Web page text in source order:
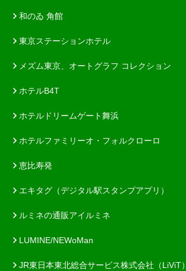
和のゐ 角館
東京ステーションホテル
メズム東京、オートグラフ コレクション
ホテルB4T
ホテルドリームゲート舞浜
ホテルファミリーオ・フォルクローロ
恵比寿発
エキタグ（デジタル駅スタンプアプリ）
ルミネの通販アイルミネ
LUMINE/NEWoMan
JR東日本東北総合サービス株式会社（LiViT）